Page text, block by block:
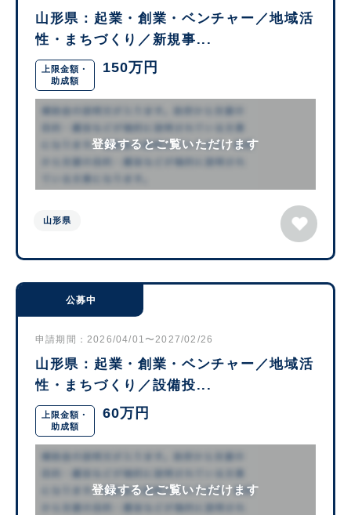
山形県：起業・創業・ベンチャー／地域活
性・まちづくり／新規事...
上限金額・
助成額
150万円
登録するとご覧いただけます
山形県
公募中
申請期間：2026/04/01〜2027/02/26
山形県：起業・創業・ベンチャー／地域活
性・まちづくり／設備投...
上限金額・
助成額
60万円
登録するとご覧いただけます